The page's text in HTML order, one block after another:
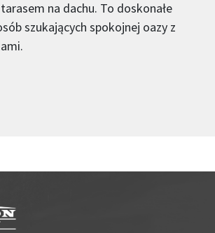
na dachu. To doskonałe
szukających spokojnej oazy z